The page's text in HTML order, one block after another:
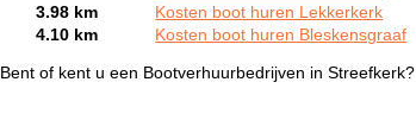
3.98 km
Kosten boot huren Lekkerkerk
4.10 km
Kosten boot huren Bleskensgraaf
Bent of kent u een Bootverhuurbedrijven in Streefkerk?